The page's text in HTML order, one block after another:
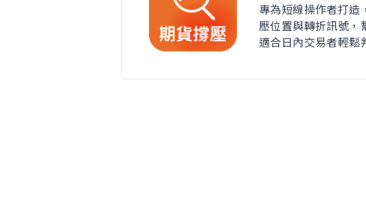
專為短線操作者打造
壓位置與轉折訊號，
適合日內交易者輕鬆